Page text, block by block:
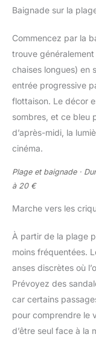
Baignade sur la
Commencez par la
trouve
chaises longues) en
entrée progressive
flottaison. Le décor
sombres, et ce bleu
d’après-midi, la
cinéma.
Plage et baignade ·
à 20 €
Marche vers les
À partir de la plage
moins fréquentées.
anses discrètes où
Prévoyez des
car certains
pour comprendre le
d’être seul face à la